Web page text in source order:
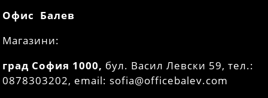
Офис Балев
Магазини:
град София 1000, бул. Васил Левски 59, тел.:
0878303202, email: sofia@officebalev.com